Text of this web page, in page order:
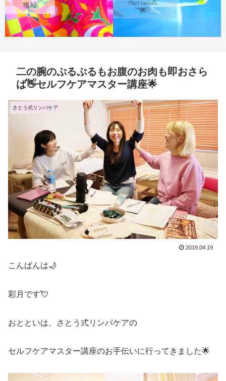
二の腕のぷるぷるもお腹のお肉も即おさら
ば👋セルフケアマスター講座🌟
さとう式リンパケア
2019.04.19
こんばんは🌙
彩月です💘
おとといは、さとう式リンパケアの
セルフケアマスター講座のお手伝いに行ってきました🌟